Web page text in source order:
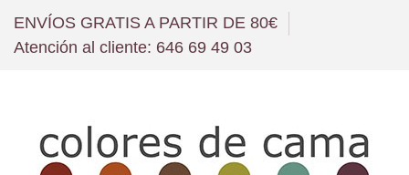
ENVÍOS GRATIS A PARTIR DE 80€
Atención al cliente: 646 69 49 03